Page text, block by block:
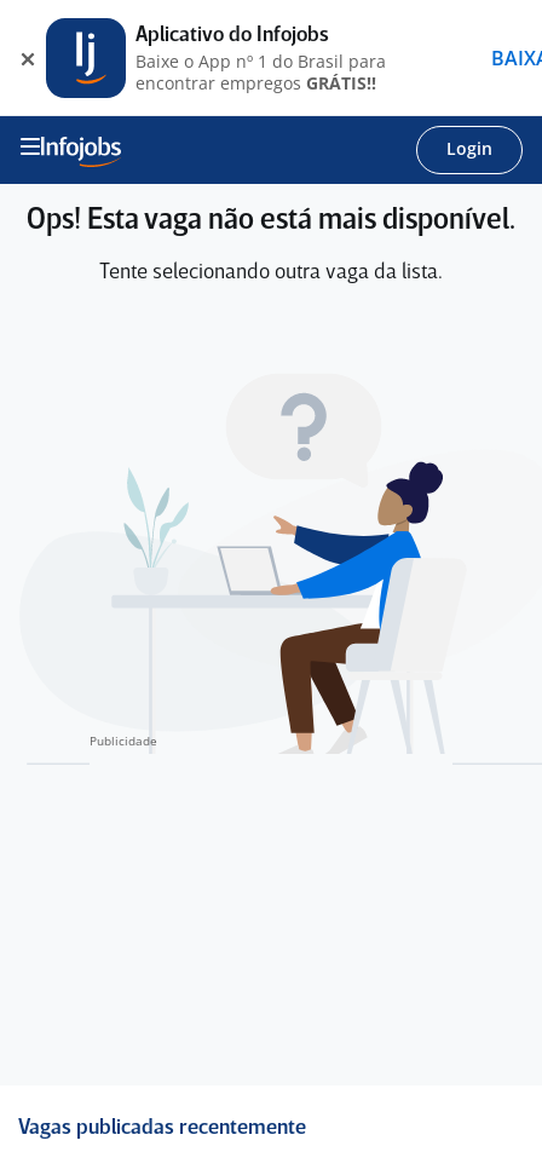
Login
Ops! Esta vaga não está mais disponível.
Tente selecionando outra vaga da lista.
Vagas publicadas recentemente
Aplicativo do Infojobs
Baixe o App nº 1 do Brasil para
encontrar empregos GRÁTIS!!